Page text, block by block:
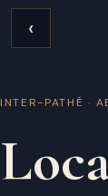
INTER-PATHÉ ·
‹